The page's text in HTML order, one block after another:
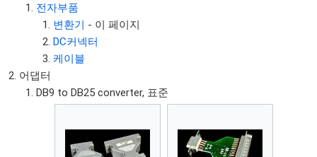
투고기술
| 대표 : 김명기 | 사업자번호 : 142-08-78939
전화 : 031-8065-5299 | 주소 : (16954)) 경기도 용인시 기흥구 흥덕1
로 13, B동(complex동) 1213호(영덕동,흥덕IT밸리)
COPYRIGHT (C) 투고기술 ALL RIGHTS RESEVED
투고기술 위키 저작권
전자부품
변환기 - 이 페이지
DC커넥터
케이블
어댑터
DB9 to DB25 converter, 표준